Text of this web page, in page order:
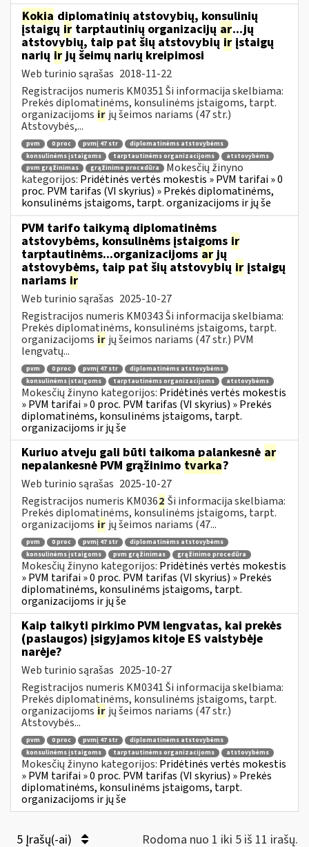
Kokia diplomatinių atstovybių, konsulinių
įstaigų ir tarptautinių organizacijų ar...jų
atstovybių, taip pat šių atstovybiųir įstaigų
narių irjų šeimų narių kreipimosi
Web turinio sąrašas 2018-11-22
Registracijos numeris KM0351 Ši informacija skelbiama:
Prekės diplomatinėms, konsulinėms įstaigoms, tarpt.
organizacijoms ir jų šeimos nariams (47 str.)
Atstovybės,...
pvm 0 proc pvmį 47 str
diplomatinėms atstovybėms
konsulinėms įstaigoms
tarptautinėms organizacijoms
atstovybėms
pvm grąžinimas
grąžinimo procedūra
Mokesčių žinyno
kategorijos: Pridėtinės vertės mokestis » PVM tarifai » 0
proc. PVM tarifas (VI skyrius) » Prekės diplomatinėms,
konsulinėms įstaigoms, tarpt. organizacijoms ir jų še
PVM tarifo taikymą diplomatinėms
atstovybėms, konsulinėms įstaigoms ir
tarptautinėms...organizacijoms arjų
atstovybėms, taip pat šių atstovybių ir įstaigų
nariams ir
Web turinio sąrašas 2025-10-27
Registracijos numeris KM0343 Ši informacija skelbiama:
Prekės diplomatinėms, konsulinėms įstaigoms, tarpt.
organizacijoms ir jų šeimos nariams (47 str.) PVM
lengvatų...
pvm 0 proc pvmį 47 str
diplomatinėms atstovybėms
konsulinėms įstaigoms
tarptautinėms organizacijoms atstovybėms
Mokesčių žinyno kategorijos: Pridėtinės vertės mokestis
» PVM tarifai » 0 proc. PVM tarifas (VI skyrius) » Prekės
diplomatinėms, konsulinėms įstaigoms, tarpt.
organizacijoms ir jų še
Kuriuo atveju gali būti taikoma palankesnė ar
nepalankesnė PVM grąžinimo tvarka?
Web turinio sąrašas 2025-10-27
Registracijos numeris KM0362 Ši informacija skelbiama:
Prekės diplomatinėms, konsulinėms įstaigoms, tarpt.
organizacijoms ir jų šeimos nariams (47...
pvm 0 proc pvmį 47 str
diplomatinėms atstovybėms
konsulinėms įstaigoms
pvm grąžinimas grąžinimo procedūra
Mokesčių žinyno kategorijos: Pridėtinės vertės mokestis
» PVM tarifai » 0 proc. PVM tarifas (VI skyrius) » Prekės
diplomatinėms, konsulinėms įstaigoms, tarpt.
organizacijoms ir jų še
Kaip taikyti pirkimo PVM lengvatas, kai prekės
(paslaugos) įsigyjamos kitoje ES valstybėje
narėje?
Web turinio sąrašas 2025-10-27
Registracijos numeris KM0341 Ši informacija skelbiama:
Prekės diplomatinėms, konsulinėms įstaigoms, tarpt.
organizacijoms ir jų šeimos nariams (47 str.)
Atstovybės...
pvm 0 proc pvmį 47 str
diplomatinėms atstovybėms
konsulinėms įstaigoms
tarptautinėms organizacijoms atstovybėms
Mokesčių žinyno kategorijos: Pridėtinės vertės mokestis
» PVM tarifai » 0 proc. PVM tarifas (VI skyrius) » Prekės
diplomatinėms, konsulinėms įstaigoms, tarpt.
organizacijoms ir jų še
5 Įrašų(-ai) Rodoma nuo 1 iki 5 iš 11 irašų.